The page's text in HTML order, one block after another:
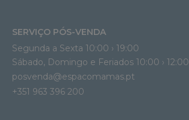
SERVIÇO PÓS-VENDA
Segunda a Sexta 10:00 › 19:00
Sábado, Domingo e Feriados 10:00 › 12:00
posvenda@espacomamas.pt
+351 963 396 200